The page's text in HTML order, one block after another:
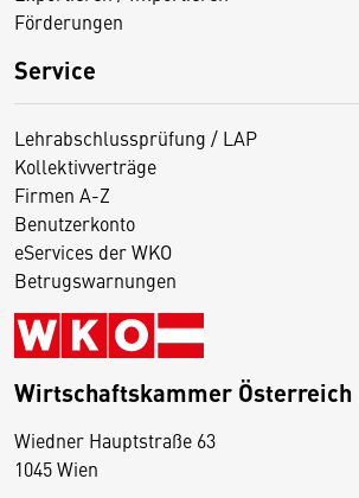
Förderungen
Service
Lehrabschlussprüfung / LAP
Kollektivverträge
Firmen A-Z
Benutzerkonto
eServices der WKO
Betrugswarnungen
Wirtschaftskammer Österreich
Wiedner Hauptstraße 63
1045 Wien
D